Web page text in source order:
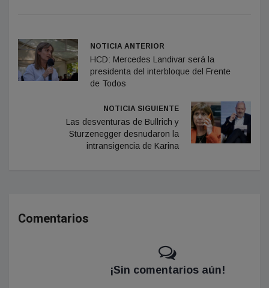
NOTICIA ANTERIOR
HCD: Mercedes Landivar será la
presidenta del interbloque del Frente
de Todos
NOTICIA SIGUIENTE
Las desventuras de Bullrich y
Sturzenegger desnudaron la
intransigencia de Karina
Comentarios
¡Sin comentarios aún!